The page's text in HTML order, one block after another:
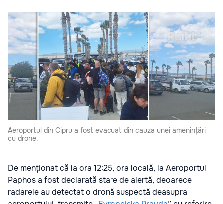
Aeroportul din Cipru a fost evacuat din cauza unei amenințări
cu drone.
De menționat că la ora 12:25, ora locală, la Aeroportul
Paphos a fost declarată stare de alertă, deoarece
radarele au detectat o dronă suspectă deasupra